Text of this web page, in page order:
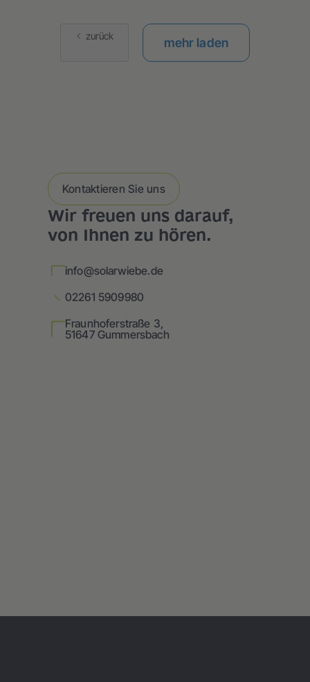
zurück mehr laden
Kontaktieren Sie uns
Wir freuen uns darauf,
von Ihnen zu hören.
info@solarwiebe.de
02261 5909980
Fraunhoferstraße 3,
51647 Gummersbach